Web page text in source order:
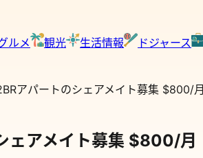
ルメ 観光 生活情報 ドジャース
アパートのシェアメイト募集 $800/月
ェアメイト募集 $800/月